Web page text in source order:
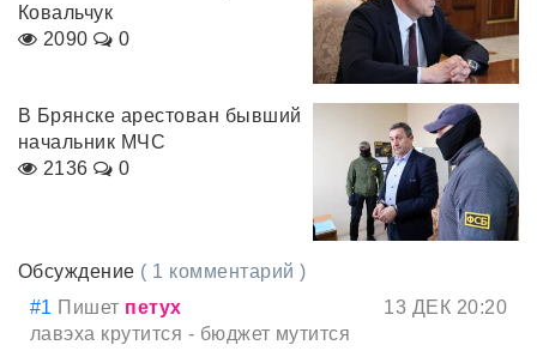
Ковальчук
2090
0
В Брянске арестован бывший
начальник МЧС
2136
0
Обсуждение ( 1 комментарий )
#1 Пишет петух
13 ДЕК 20:20
лавэха крутится - бюджет мутится